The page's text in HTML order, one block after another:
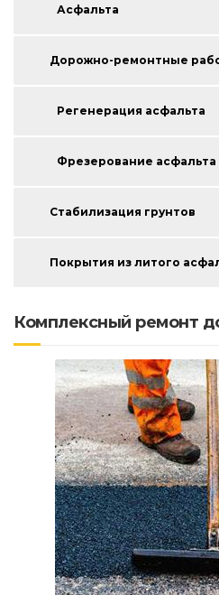
Асфальта
Дорожно-ремонтные
Регенерация асфальта
Фрезерование асфальта
Стабилизация грунтов
Покрытия из литого
Комплексный ремонт